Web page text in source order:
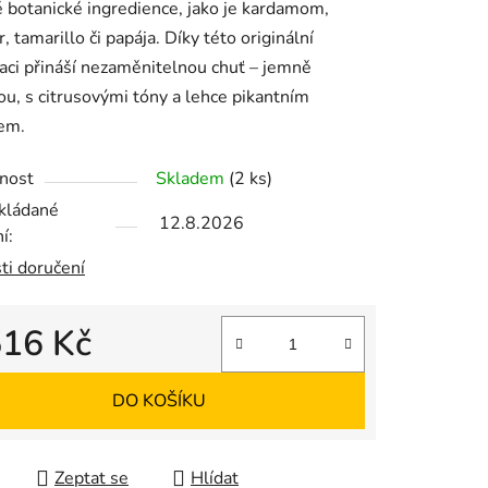
botanické ingredience, jako je kardamom,
tamarillo či papája. Díky této originální
přináší nezaměnitelnou chuť – jemně
s citrusovými tóny a lehce pikantním
Skladem (2 ks)
12.8.2026
doručení
Kč
DO KOŠÍKU
Zeptat se
Hlídat